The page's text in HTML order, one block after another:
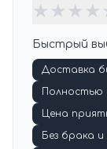
★ ★ ★ ★
Быстрый
Доставка
Полностью
Цена
Без брака